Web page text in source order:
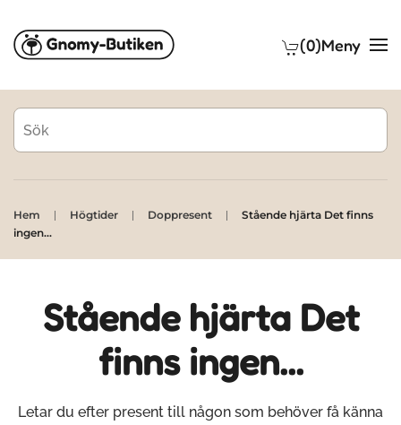
Skip to main content (0)Meny
Hem Högtider Doppresent
Stående hjärta Det finns
ingen...
Stående hjärta Det
finns ingen...
Letar du efter present till någon som behöver få känna